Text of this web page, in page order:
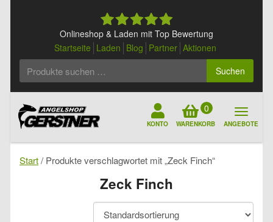
Onlineshop & Laden mit Top Bewertung
Startseite Laden Blog Partner Aktionen
Suchen
KONTO
0
WARENKORB ANGEBOTE
Start/ Produkte verschlagwortet mit „Zeck Finch“
Zeck Finch